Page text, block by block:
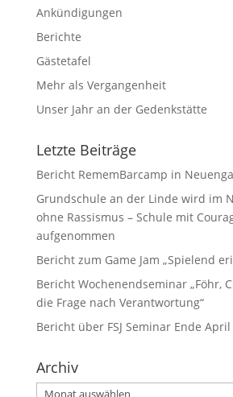
Ankündigungen
Berichte
Gästetafel
Mehr als Vergangenheit
Unser Jahr an der Gedenkstätte
Letzte Beiträge
Bericht RememBarcamp in
Grundschule an der Linde wird im
ohne Rassismus – Schule mit
aufgenommen
Bericht zum Game Jam „Spielend
Bericht Wochenendseminar „Föhr,
die Frage nach Verantwortung“
Bericht über FSJ Seminar Ende April
Archiv
Archiv